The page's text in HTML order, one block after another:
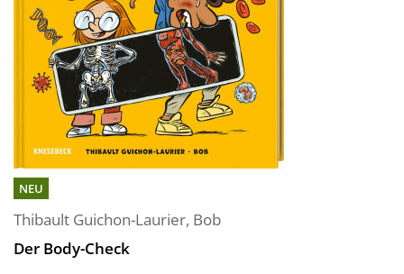
NEU
Thibault Guichon-Laurier, Bob
Der Body-Check